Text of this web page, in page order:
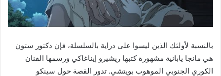
بالنسبة لأولئك الذين ليسوا على دراية بالسلسلة، فإن دكتور ستون
هي مانجا يابانية مشهورة كتبها ريشيرو إيناغاكي ورسمها الفنان
الكوري الجنوبي الموهوب بويتشي. تدور القصة حول سينكو